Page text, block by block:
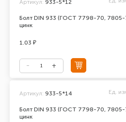
Болт DIN 933 (ГОСТ 7798-70, 7805-
цинк
Артикул: 933-5*12
1.03 ₽
Болт DIN 933 (ГОСТ 7798-70, 7805-
цинк
Артикул: 933-5*14 Ед.